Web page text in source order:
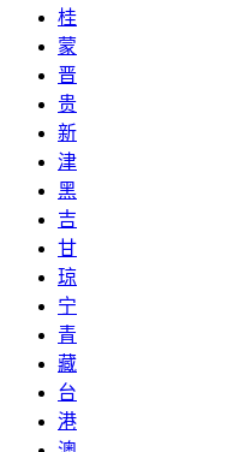
桂
蒙
晋
贵
新
津
黑
吉
甘
琼
宁
青
藏
台
港